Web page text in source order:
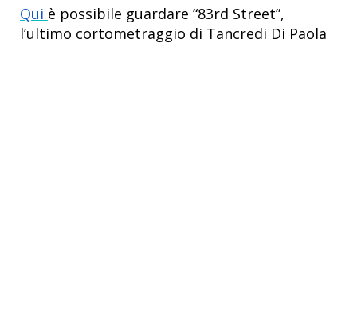
Qui è possibile guardare “83rd Street”,
l’ultimo cortometraggio di Tancredi Di Paola